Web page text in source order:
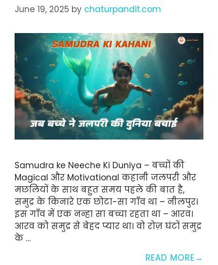
June 19, 2025 by chaturpandit.com
Samudra ke Neeche Ki Duniya – बच्चों की
Magical और Motivational कहानी जलपरी और
मछलियों के साथ बहुत समय पहले की बात है,
समुद्र के किनारे एक छोटा-सा गाँव था – नीलपुर।
इस गाँव में एक नन्हा सा बच्चा रहता था – आरव।
आरव को समुद्र से बेहद प्यार था। वो रोज़ घंटों समुद्र
के …
READ MORE